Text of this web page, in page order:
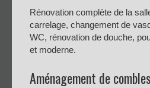
Rénovation complète de la
carrelage, changement de
WC, rénovation de douche,
et moderne.
Aménagement de combles